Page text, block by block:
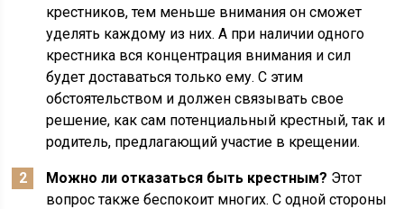
крестников, тем меньше внимания он сможет
уделять каждому из них. А при наличии одного
крестника вся концентрация внимания и сил
будет доставаться только ему. С этим
обстоятельством и должен связывать свое
решение, как сам потенциальный крестный, так и
родитель, предлагающий участие в крещении.
Можно ли отказаться быть крестным? Этот
вопрос также беспокоит многих. С одной стороны